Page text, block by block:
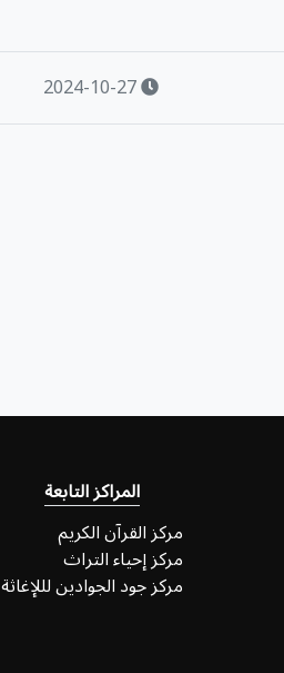
2024-10-27
المراكز التابعة
مركز القرآن الكريم
مركز إحياء التراث
مركز جود الجوادين لللإغاثة